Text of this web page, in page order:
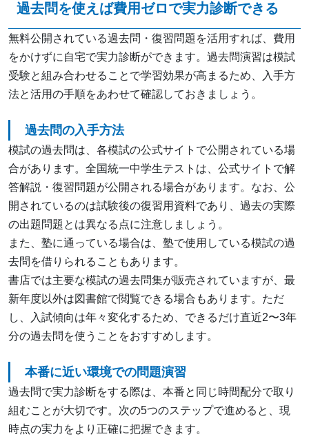
過去問を使えば費用ゼロで実力診断できる
無料公開されている過去問・復習問題を活用すれば、費用
をかけずに自宅で実力診断ができます。過去問演習は模試
受験と組み合わせることで学習効果が高まるため、入手方
法と活用の手順をあわせて確認しておきましょう。
過去問の入手方法
模試の過去問は、各模試の公式サイトで公開されている場
合があります。全国統一中学生テストは、公式サイトで解
答解説・復習問題が公開される場合があります。なお、公
開されているのは試験後の復習用資料であり、過去の実際
の出題問題とは異なる点に注意しましょう。
また、塾に通っている場合は、塾で使用している模試の過
去問を借りられることもあります。
書店では主要な模試の過去問集が販売されていますが、最
新年度以外は図書館で閲覧できる場合もあります。ただ
し、入試傾向は年々変化するため、できるだけ直近2〜3年
分の過去問を使うことをおすすめします。
本番に近い環境での問題演習
過去問で実力診断をする際は、本番と同じ時間配分で取り
組むことが大切です。次の5つのステップで進めると、現
時点の実力をより正確に把握できます。